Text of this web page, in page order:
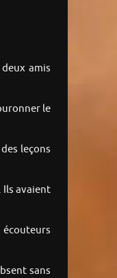
amis
le
leçons
Ils avaient
écouteurs
sans